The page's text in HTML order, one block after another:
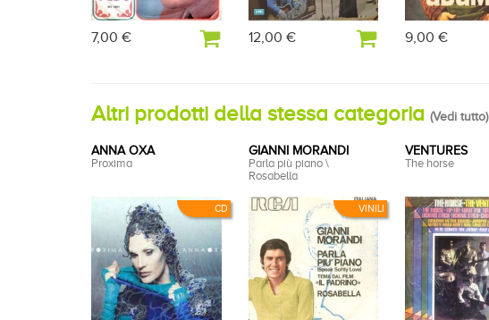
7,00 € 12,00 € 9,00 €
Altri prodotti della stessa categoria (Vedi tutto)
CD
ANNA OXA
Proxima
VINILI
GIANNI MORANDI
Parla più piano \
Rosabella
VENTURES
The horse